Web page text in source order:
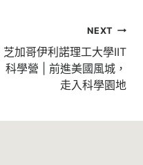
NEXT
芝加哥伊利諾理工大學IIT
科學營 | 前進美國風城，
走入科學園地